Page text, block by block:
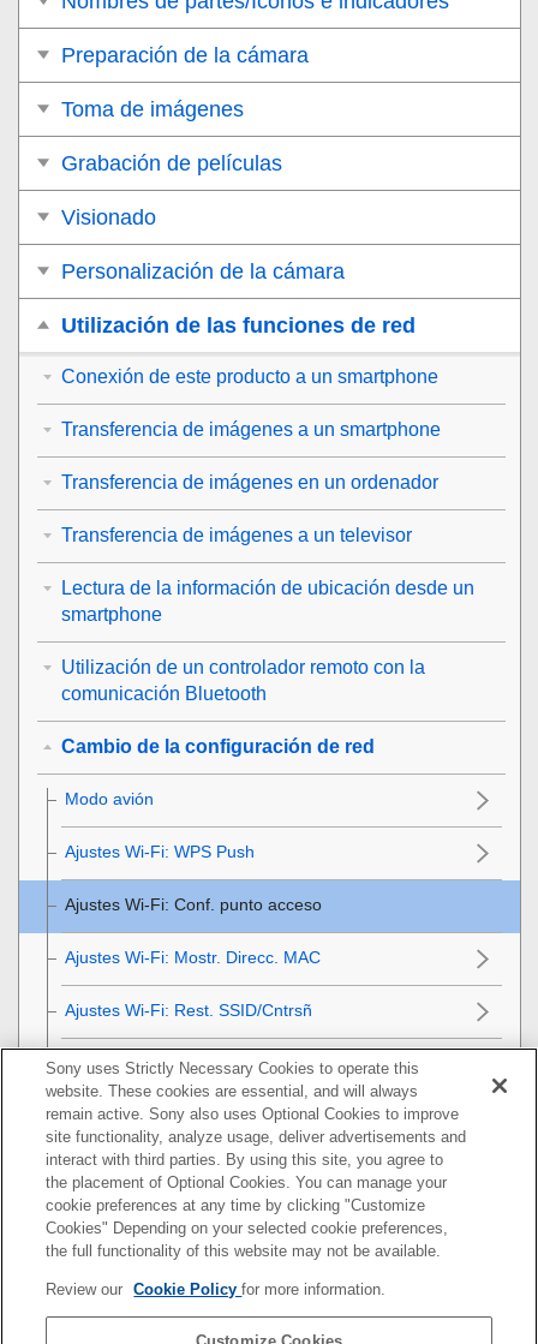
Preparación de la cámara
Toma de imágenes
Grabación de películas
Visionado
Personalización de la cámara
Utilización de las funciones de red
Conexión de este producto a un smartphone
Transferencia de imágenes a un smartphone
Transferencia de imágenes en un ordenador
Transferencia de imágenes a un televisor
Lectura de la información de ubicación desde un
smartphone
Utilización de un controlador remoto con la
comunicación Bluetooth
Cambio de la configuración de red
Modo avión
Ajustes Wi-Fi: WPS Push
Ajustes Wi-Fi: Conf. punto acceso
Ajustes Wi-Fi: Mostr. Direcc. MAC
Ajustes Wi-Fi: Rest. SSID/Cntrsñ
Edit. Nombre Dispos.
Importación del certificado raíz a la cámara (Import.
certific. raíz)
Restablecer conf. red
Utilización de un ordenador
Lista de elementos de MENU
Sony uses Strictly Necessary Cookies to operate this
website. These cookies are essential, and will always
remain active. Sony also uses Optional Cookies to improve
site functionality, analyze usage, deliver advertisements and
interact with third parties. By using this site, you agree to
the placement of Optional Cookies. You can manage your
cookie preferences at any time by clicking "Customize
Cookies" Depending on your selected cookie preferences,
the full functionality of this website may not be available.
Review our Cookie Policyfor more information.